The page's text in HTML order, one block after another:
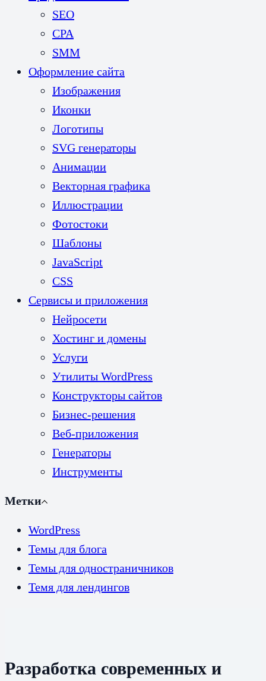
SEO
CPA
SMM
Оформление сайта
Изображения
Иконки
Логотипы
SVG генераторы
Анимации
Векторная графика
Иллюстрации
Фотостоки
Шаблоны
JavaScript
CSS
Сервисы и приложения
Нейросети
Хостинг и домены
Услуги
Утилиты WordPress
Конструкторы сайтов
Бизнес-решения
Веб-приложения
Генераторы
Инструменты
Метки
WordPress
Темы для блога
Темы для одностраничников
Темя для лендингов
Разработка современных и